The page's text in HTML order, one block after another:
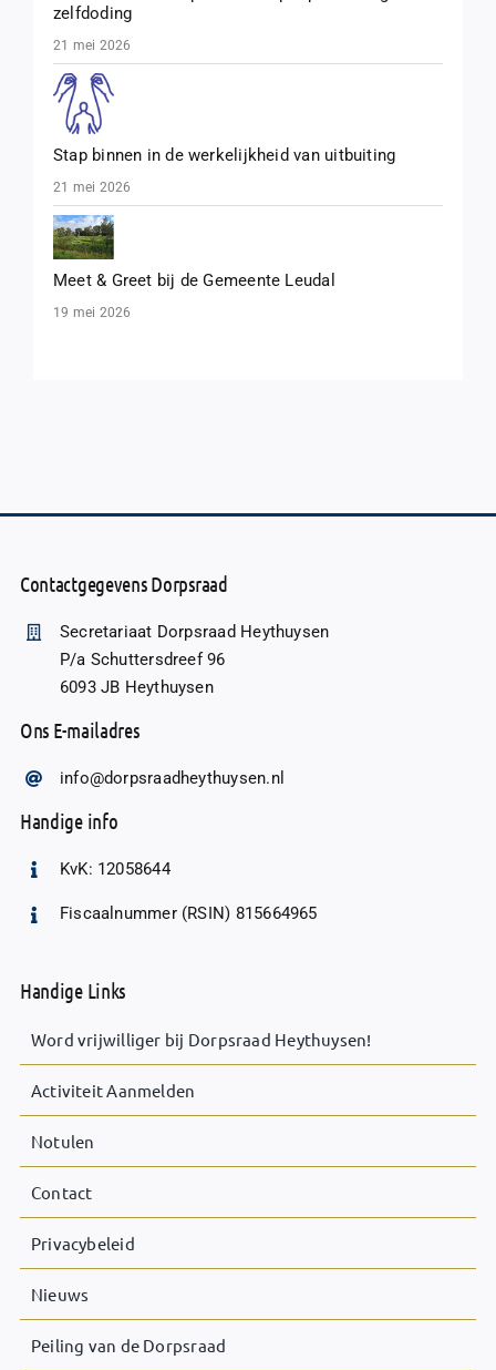
zelfdoding
21 mei 2026
Stap binnen in de werkelijkheid van uitbuiting
21 mei 2026
Meet & Greet bij de Gemeente Leudal
19 mei 2026
Contactgegevens Dorpsraad
Secretariaat Dorpsraad Heythuysen
P/a Schuttersdreef 96
6093 JB Heythuysen
Ons E-mailadres
info@dorpsraadheythuysen.nl
Handige info
KvK: 12058644
Fiscaalnummer (RSIN) 815664965
Handige Links
Word vrijwilliger bij Dorpsraad Heythuysen!
Activiteit Aanmelden
Notulen
Contact
Privacybeleid
Nieuws
Peiling van de Dorpsraad